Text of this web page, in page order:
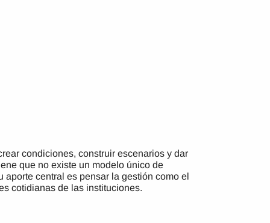
condiciones, construir escenarios y dar
que no existe un modelo único de
central es pensar la gestión como el
cotidianas de las instituciones.